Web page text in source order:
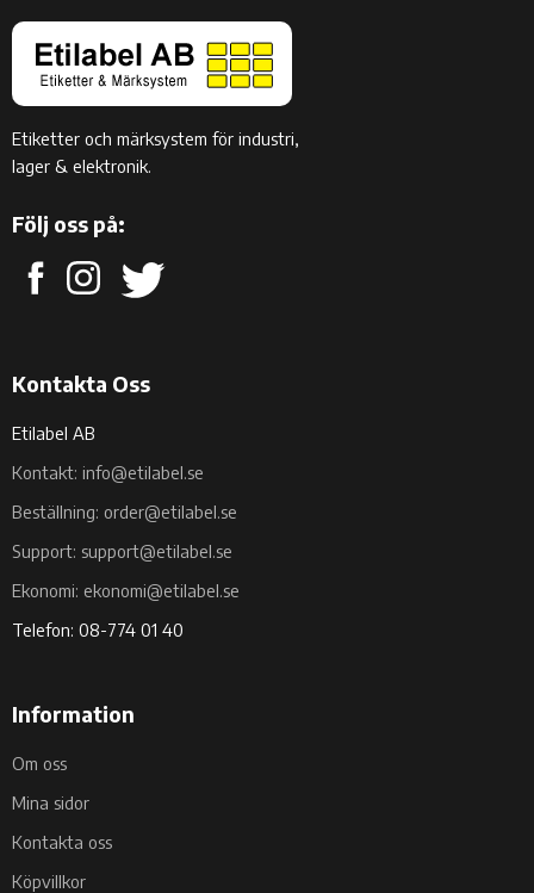
Etiketter och märksystem för industri,
lager & elektronik.
Följ oss på:
Kontakta Oss
Etilabel AB
Kontakt: info@etilabel.se
Beställning: order@etilabel.se
Support: support@etilabel.se
Ekonomi: ekonomi@etilabel.se
Telefon: 08-774 01 40
Information
Om oss
Mina sidor
Kontakta oss
Köpvillkor